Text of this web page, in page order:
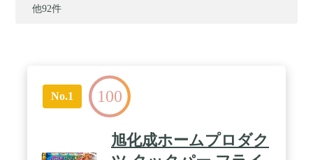
他92件
No.1 100
旭化成ホームプロダク